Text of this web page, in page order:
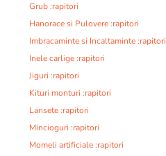
Grub :rapitori
Hanorace si Pulovere :rapitori
Imbracaminte si Incaltaminte :rapitori
Inele carlige :rapitori
Jiguri :rapitori
Kituri monturi :rapitori
Lansete :rapitori
Mincioguri :rapitori
Momeli artificiale :rapitori